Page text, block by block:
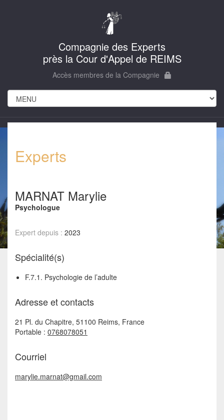
Compagnie des Experts
près la Cour d'Appel de REIMS
Accès membres de la Compagnie
Experts
MARNAT Marylie
Psychologue
Expert depuis : 2023
Spécialité(s)
F.7.1. Psychologie de l’adulte
Adresse et contacts
21 Pl. du Chapitre, 51100 Reims, France
Portable : 0768078051
Courriel
marylie.marnat@gmail.com